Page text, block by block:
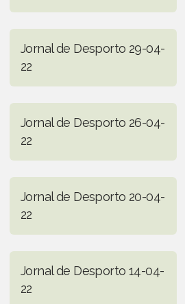
Jornal de Desporto 29-04-
22
Jornal de Desporto 26-04-
22
Jornal de Desporto 20-04-
22
Jornal de Desporto 14-04-
22